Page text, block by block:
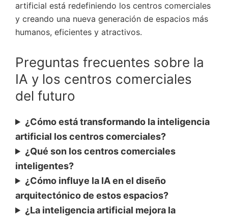
artificial está redefiniendo los centros comerciales
y creando una nueva generación de espacios más
humanos, eficientes y atractivos.
Preguntas frecuentes sobre la
IA y los centros comerciales
del futuro
¿Cómo está transformando la inteligencia
artificial los centros comerciales?
¿Qué son los centros comerciales
inteligentes?
¿Cómo influye la IA en el diseño
arquitectónico de estos espacios?
¿La inteligencia artificial mejora la